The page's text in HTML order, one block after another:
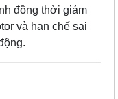
đồng thời giảm
và hạn chế sai